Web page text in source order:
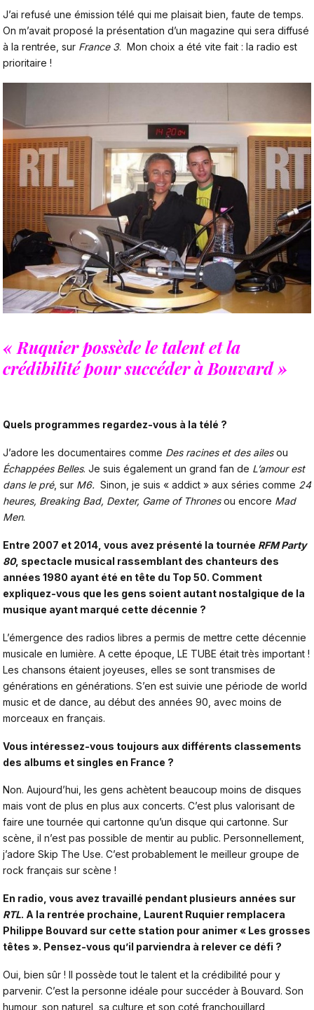
J’ai refusé une émission télé qui me plaisait bien, faute de temps.
On m’avait proposé la présentation d’un magazine qui sera diffusé
à la rentrée, sur France 3. Mon choix a été vite fait : la radio est
prioritaire !
« Ruquier possède le talent et la
crédibilité pour succéder à Bouvard »
Quels programmes regardez-vous à la télé ?
J’adore les documentaires comme Des racines et des ailesou
Échappées Belles. Je suis également un grand fan de L’amour est
dans le pré, sur M6. Sinon, je suis « addict » aux séries comme 24
heures, Breaking Bad, Dexter, Game of Thronesou encore Mad
Men.
Entre 2007 et 2014, vous avez présenté la tournée RFM Party
80, spectacle musical rassemblant des chanteurs des
années 1980 ayant été en tête du Top 50. Comment
expliquez-vous que les gens soient autant nostalgique de la
musique ayant marqué cette décennie ?
L’émergence des radios libres a permis de mettre cette décennie
musicale en lumière. A cette époque, LE TUBE était très important !
Les chansons étaient joyeuses, elles se sont transmises de
générations en générations. S’en est suivie une période de world
music et de dance, au début des années 90, avec moins de
morceaux en français.
Vous intéressez-vous toujours aux différents classements
des albums et singles en France ?
Non. Aujourd’hui, les gens achètent beaucoup moins de disques
mais vont de plus en plus aux concerts. C’est plus valorisant de
faire une tournée qui cartonne qu’un disque qui cartonne. Sur
scène, il n’est pas possible de mentir au public. Personnellement,
j’adore Skip The Use. C’est probablement le meilleur groupe de
rock français sur scène !
En radio, vous avez travaillé pendant plusieurs années sur
RTL. A la rentrée prochaine, Laurent Ruquier remplacera
Philippe Bouvard sur cette station pour animer « Les grosses
têtes ». Pensez-vous qu’il parviendra à relever ce défi ?
Oui, bien sûr ! Il possède tout le talent et la crédibilité pour y
parvenir. C’est la personne idéale pour succéder à Bouvard. Son
humour, son naturel, sa culture et son coté franchouillard